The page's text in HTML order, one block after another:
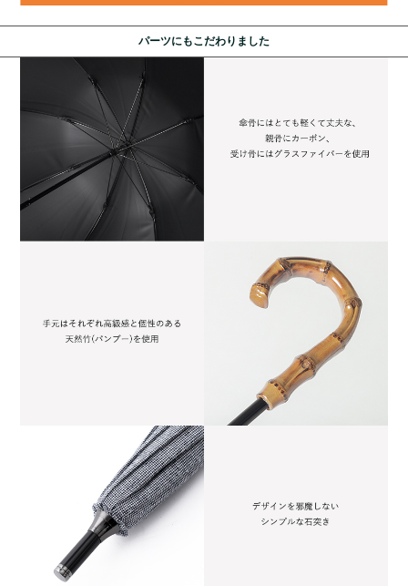
パーツにもこだわりました